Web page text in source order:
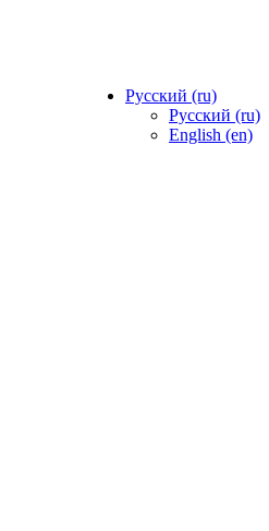
Русский ‎(ru)‎
Русский ‎(ru)‎
English ‎(en)‎